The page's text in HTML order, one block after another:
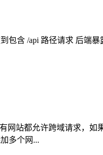
包含 /api 路径请求 后端
站都允许跨域请求，如
多个网...